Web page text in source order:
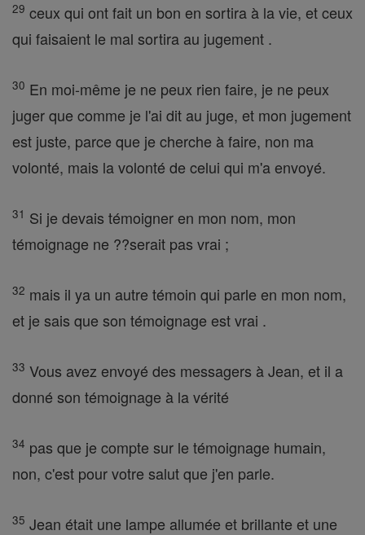
29 ceux qui ont fait un bon en sortira à la vie, et ceux
qui faisaient le mal sortira au jugement .
30 En moi-même je ne peux rien faire, je ne peux
juger que comme je l'ai dit au juge, et mon jugement
est juste, parce que je cherche à faire, non ma
volonté, mais la volonté de celui qui m'a envoyé.
31 Si je devais témoigner en mon nom, mon
témoignage ne ??serait pas vrai ;
32 mais il ya un autre témoin qui parle en mon nom,
et je sais que son témoignage est vrai .
33 Vous avez envoyé des messagers à Jean, et il a
donné son témoignage à la vérité
34 pas que je compte sur le témoignage humain,
non, c'est pour votre salut que j'en parle.
35 Jean était une lampe allumée et brillante et une